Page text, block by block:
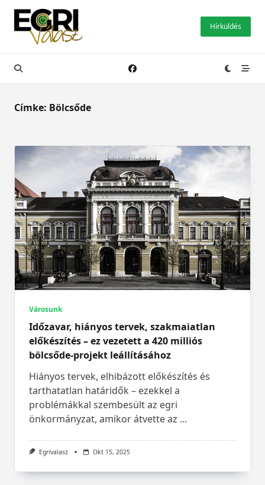
Skip
content
Hírküldés
Címke: Bölcsőde
Városunk
Időzavar, hiányos tervek, szakmaiatlan
előkészítés – ez vezetett a 420 milliós
bölcsőde-projekt leállításához
Hiányos tervek, elhibázott előkészítés és
tarthatatlan határidők – ezekkel a
problémákkal szembesült az egri
önkormányzat, amikor átvette az ...
Egrivalasz Okt 15, 2025